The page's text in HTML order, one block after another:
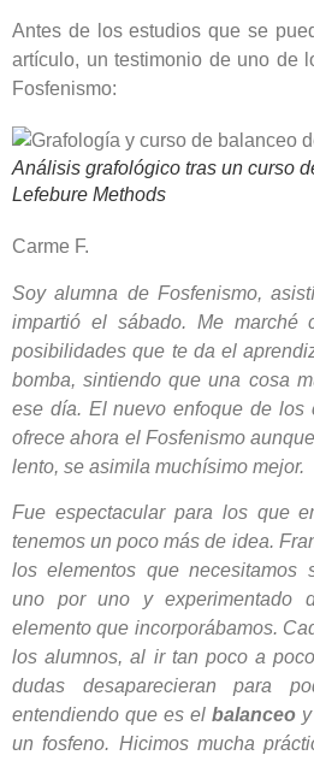
Antes de los estudios que se
artículo, un testimonio de uno de
Fosfenismo:
Análisis grafológico tras un curso
Lefebure Methods
Carme F.
Soy alumna de Fosfenismo,
impartió el sábado. Me marché
posibilidades que te da el
bomba, sintiendo que una cosa
ese día. El nuevo enfoque de
ofrece ahora el Fosfenismo
lento, se asimila muchísimo mejor.
Fue espectacular para los que
tenemos un poco más de idea.
los elementos que necesitamos
uno por uno y experimentado
elemento que incorporábamos.
los alumnos, al ir tan poco a
dudas desaparecieran para
entendiendo que es el balanceo
un fosfeno. Hicimos mucha